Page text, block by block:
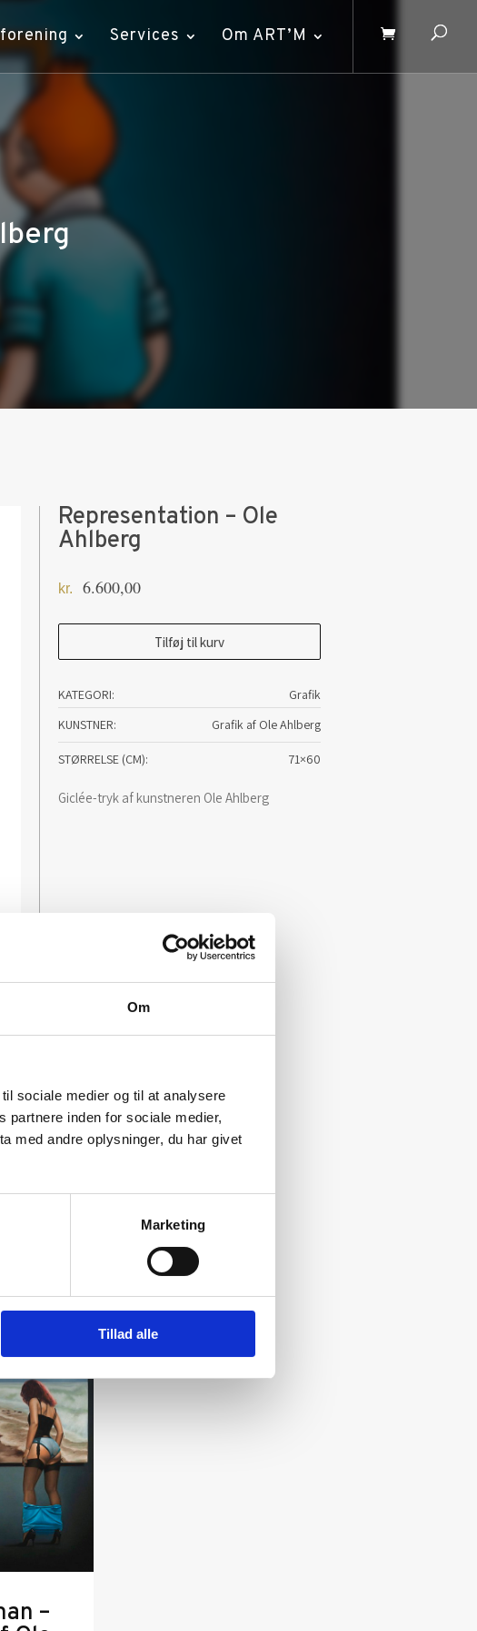
Om
sociale medier og til at analysere
partnere inden for sociale medier,
med andre oplysninger, du har givet
Marketing
Tillad alle
Services Om ART’M
Representation – Ole
Ahlberg
kr. 6.600,00
-
Ahlberg
antal
Tilføj til kurv
KATEGORI:
Grafik
KUNSTNER
Grafik af Ole Ahlberg
STØRRELSE (CM) 71×60
Giclée-tryk af kunstneren Ole Ahlberg
–